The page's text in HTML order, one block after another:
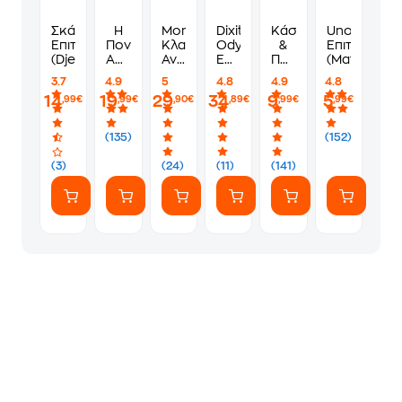
Σκάκι
Επιτραπέζιο
(Djeco)
3.7
(3)
14,99€
Η
Πονηρή
Αλεπού
(Κάισσα)
4.9
(135)
19,99€
Monopoly:
Κλασσική
Ανανεωμένη
(Hasbro)
5
(24)
29,90€
Dixit
Odyssey
Επιτραπέζιο
4.8
(11)
34,89€
Κάστορες
&
Ποντίκια
(Κάισσα)
4.9
(141)
9,99€
Uno
Επιτραπέζιο
(Mattel)
4.8
(152)
5,99€